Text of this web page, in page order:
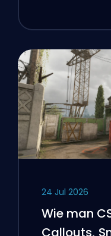
24 Jul 2026
Wie man
Callouts,